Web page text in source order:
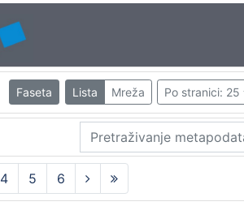
Faseta Lista Mreža Po stranici: 25
4 5
6